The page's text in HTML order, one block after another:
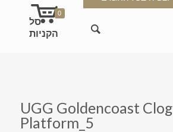
0
UGG Goldencoast Clog
Platform_5